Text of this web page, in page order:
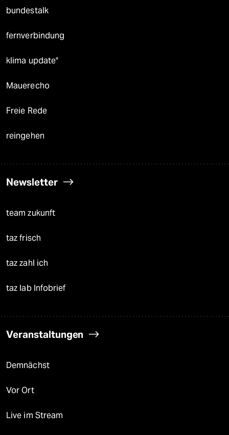
bundestalk
fernverbindung
klima update°
Mauerecho
Freie Rede
reingehen
Newsletter
team zukunft
taz frisch
taz zahl ich
taz lab Infobrief
Veranstaltungen
Demnächst
Vor Ort
Live im Stream